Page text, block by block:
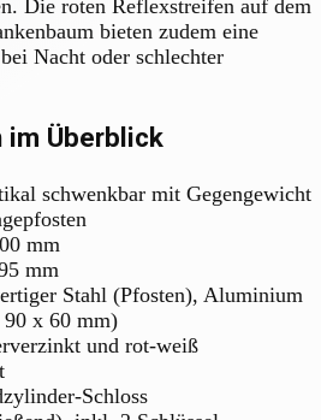
Die roten Reflexstreifen auf dem
bieten zudem eine
Nacht oder schlechter
im Überblick
schwenkbar mit Gegengewicht
mm
mm
Stahl (Pfosten), Aluminium
90 x 60 mm)
und rot-weiß
Schloss